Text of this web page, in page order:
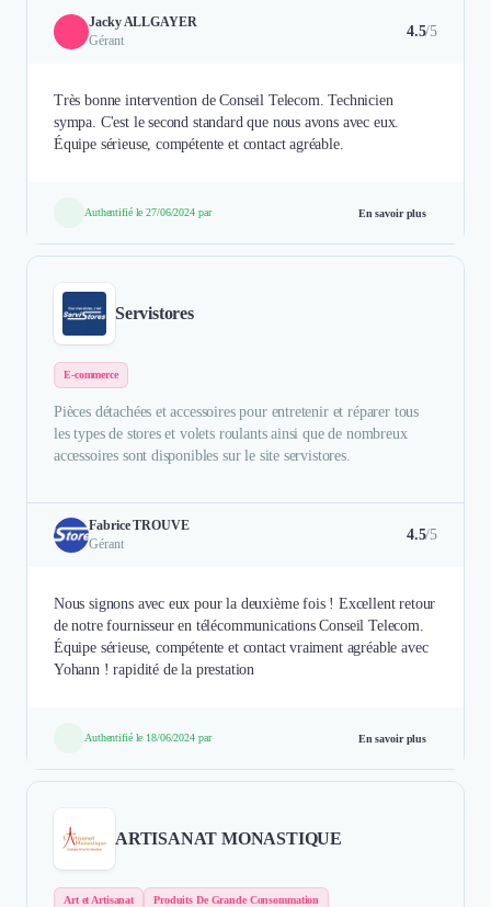
Jacky ALLGAYER
Gérant
4.5/5
Très bonne intervention de Conseil Telecom. Technicien
sympa. C'est le second standard que nous avons avec eux.
Équipe sérieuse, compétente et contact agréable.
Authentifié le 27/06/2024 par En savoir plus
Servistores
E-commerce
Pièces détachées et accessoires pour entretenir et réparer tous
les types de stores et volets roulants ainsi que de nombreux
accessoires sont disponibles sur le site servistores.
Fabrice TROUVE
Gérant
4.5/5
Nous signons avec eux pour la deuxième fois ! Excellent retour
de notre fournisseur en télécommunications Conseil Telecom.
Équipe sérieuse, compétente et contact vraiment agréable avec
Yohann ! rapidité de la prestation
Authentifié le 18/06/2024 par En savoir plus
ARTISANAT MONASTIQUE
Art et Artisanat Produits De Grande Consommation